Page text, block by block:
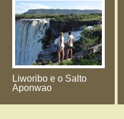
Liworibo e o Salto
Aponwao